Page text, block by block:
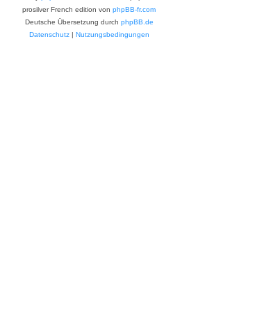
prosilver French edition von phpBB-fr.com
Deutsche Übersetzung durch phpBB.de
Datenschutz| Nutzungsbedingungen